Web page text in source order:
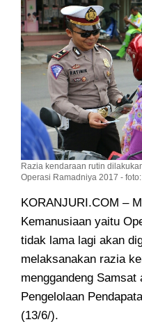
Razia kendaraan rutin
Operasi Ramadniya 2017 -
KORANJURI.COM –
Kemanusiaan yaitu
tidak lama lagi akan
melaksanakan razia
menggandeng Samsat
Pengelolaan
(13/6/).